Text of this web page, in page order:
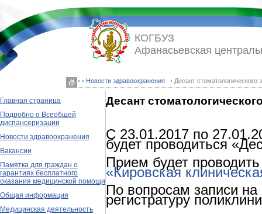
◦ ◦ Новости здравоохранения ◦ Десант стоматологического
КОГБУЗ
Афанасьевская
Главная страница
Подробно о Всеобщей
диспансеризации
Новости здравоохранения
Вакансии
Памятка для граждан о
гарантиях бесплатного
оказания медицинской помощи
Общая информация
Медицинская деятельность
Десант
С 23.01.2017 по
будет проводиться
Прием будет
«Кировская
По вопросам записи
регистратуру